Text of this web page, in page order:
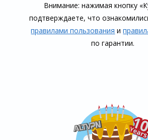
Внимание: нажимая кнопку
подтверждаете, что
правилами пользования и
по гарантии.